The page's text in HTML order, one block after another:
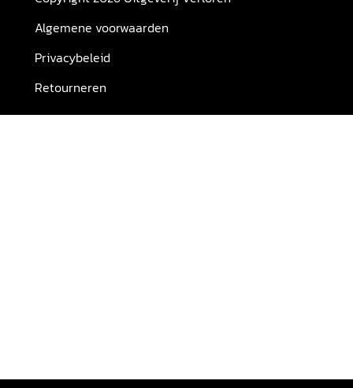
Algemene voorwaarden
Privacybeleid
Retourneren